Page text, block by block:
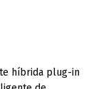
híbrida plug-in